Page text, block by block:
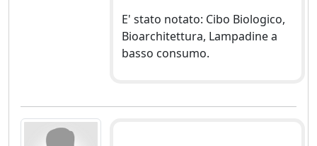
E' stato notato: Cibo Biologico,
Bioarchitettura, Lampadine a
basso consumo.